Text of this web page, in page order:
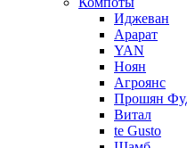
Иджеван
Арарат
YAN
Ноян
Агроянс
Прошян
Витал
te Gusto